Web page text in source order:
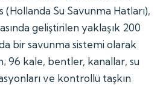
Su Savunma Hatları),
geliştirilen yaklaşık 200
bir savunma sistemi olarak
96 kale, bentler, kanallar, su
ve kontrollü taşkın